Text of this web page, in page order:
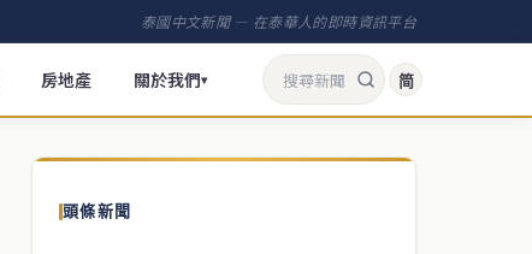
泰國中文新聞 — 在泰華人的即時資訊平台
房地產 關於我們▾ 简
頭條新聞